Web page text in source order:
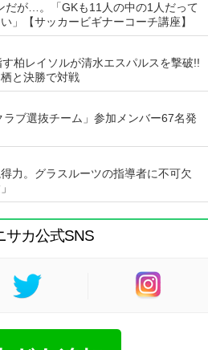
だが…。「GKも11人の中の1人だって
」【サッカービギナーコーチ講座】
柏レイソルが清水エスパルスを撃破!!
と決勝で対戦
ブ選抜チーム」参加メンバー67名発
力。グラスルーツの指導者に不可欠
サカ公式SNS